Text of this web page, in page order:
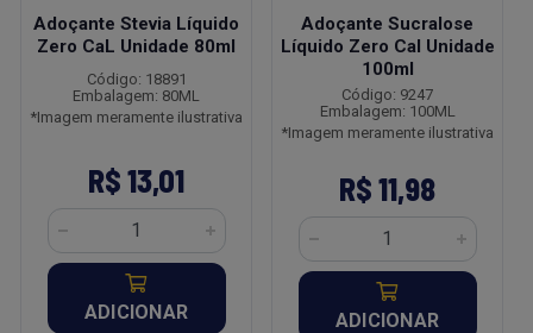
Adoçante Stevia Líquido
Zero CaL Unidade 80ml
Código: 18891
Embalagem: 80ML
*Imagem meramente ilustrativa
R$ 13,01
ADICIONAR
Adoçante Sucralose
Líquido Zero Cal Unidade
100ml
Código: 9247
Embalagem: 100ML
*Imagem meramente ilustrativa
R$ 11,98
ADICIONAR